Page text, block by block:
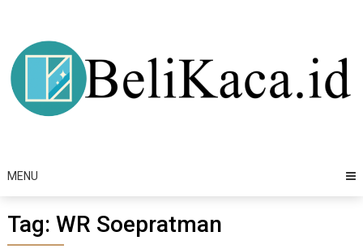
content
MENU
Tag: WR Soepratman